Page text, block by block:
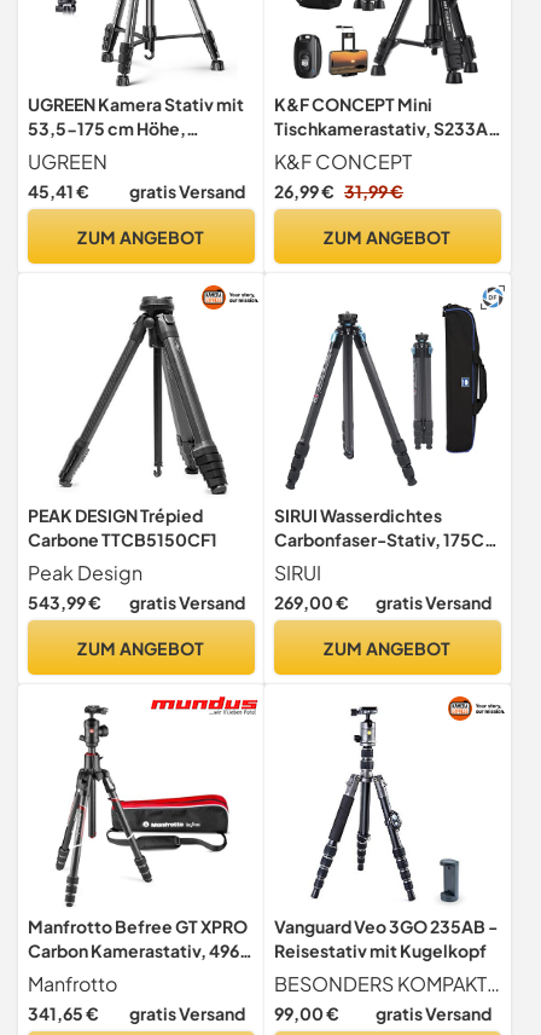
UGREEN Kamera Stativ mit
53,5-175 cm Höhe,
leichtes und tragbares
Reisestativ, Aluminium
Dreibein Stativ mit
Reisetasche für
Nikon Action Kamera
UGREEN
45,41 € gratis Versand
ZUM ANGEBOT
K&F CONCEPT Mini
Tischkamerastativ, S233A0
63cm Kamera Stativ mit
Fernbedienung, klein und
tragbar für DSLR-Kameras,
Projektoren und Teleskope
K&F CONCEPT
26,99 € 31,99 €
ZUM ANGEBOT
PEAK DESIGN Trépied
Carbone TTCB5150CF1
Peak Design
543,99 € gratis Versand
ZUM ANGEBOT
SIRUI Wasserdichtes
Carbonfaser-Stativ, 175CM
Professionelles
Schwerlast-Kamerastativ
mit dreieckiger
DSLR, Camcorder,
SIRUI
269,00 € gratis Versand
ZUM ANGEBOT
Manfrotto Befree GT XPRO
Carbon Kamerastativ, 496
Kugelkopf, Twist Lock-
System, 90-Grad-Säule,
200PL-PRO-Platte, für
Manfrotto
341,65 € gratis Versand
Vanguard Veo 3GO 235AB -
Reisestativ mit Kugelkopf
BESONDERS KOMPAKT Mit einem Packmaß von 33cm und einem Eigengewicht von 1240g ist das Stativ ein idealer Reisebegleiter und kann mithilfe der enthaltenen Smartphone-Halterung und Bluetooth-Fernbedienung für verschiedene Situationen mühelos eingesetzt werden
99,00 € gratis Versand